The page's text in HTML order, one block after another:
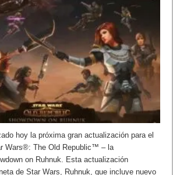
hoy la próxima gran actualización para el
Wars®: The Old Republic™ – la
on Ruhnuk. Esta actualización
de Star Wars, Ruhnuk, que incluye nuevo